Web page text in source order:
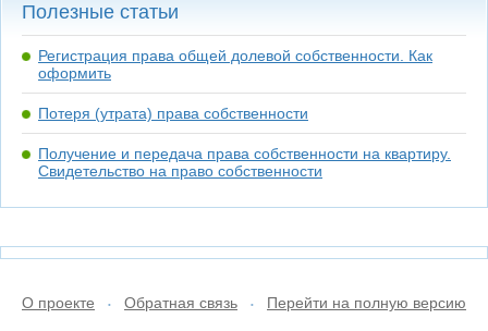
Полезные статьи
Регистрация права общей долевой собственности. Как
оформить
Потеря (утрата) права собственности
Получение и передача права собственности на квартиру.
Свидетельство на право собственности
О проекте • Обратная связь • Перейти на полную версию